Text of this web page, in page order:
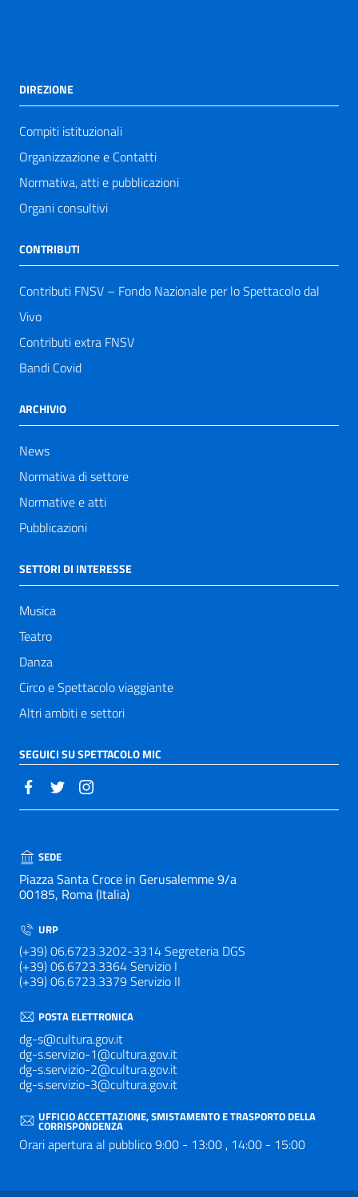
DIREZIONE
Compiti istituzionali
Organizzazione e Contatti
Normativa, atti e pubblicazioni
Organi consultivi
CONTRIBUTI
Contributi FNSV – Fondo Nazionale per lo Spettacolo dal
Vivo
Contributi extra FNSV
Bandi Covid
ARCHIVIO
News
Normativa di settore
Normative e atti
Pubblicazioni
SETTORI DI INTERESSE
Musica
Teatro
Danza
Circo e Spettacolo viaggiante
Altri ambiti e settori
SEGUICI SU SPETTACOLO MIC
SEDE
Piazza Santa Croce in Gerusalemme 9/a
00185, Roma (Italia)
URP
(+39) 06.6723.3202-3314 Segreteria DGS
(+39) 06.6723.3364 Servizio I
(+39) 06.6723.3379 Servizio II
POSTA ELETTRONICA
dg-s@cultura.gov.it
dg-s.servizio-1@cultura.gov.it
dg-s.servizio-2@cultura.gov.it
dg-s.servizio-3@cultura.gov.it
UFFICIO ACCETTAZIONE, SMISTAMENTO E TRASPORTO DELLA
CORRISPONDENZA
Orari apertura al pubblico 9:00 - 13:00 , 14:00 - 15:00